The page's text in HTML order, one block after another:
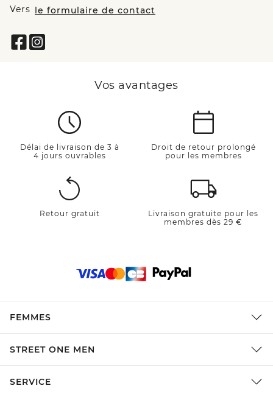
Vers le formulaire de contact
Vos avantages
Délai de livraison de 3 à
4 jours ouvrables
Droit de retour prolongé
pour les membres
Retour gratuit
Livraison gratuite pour les
membres dès 29 €
FEMMES
STREET ONE MEN
SERVICE